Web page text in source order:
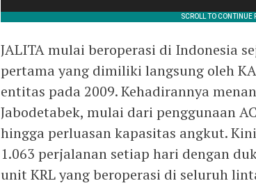
JALITA mulai beroperasi di Indonesia
pertama yang dimiliki langsung oleh
entitas pada 2009. Kehadirannya
Jabodetabek, mulai dari penggunaan
hingga perluasan kapasitas angkut.
1.063 perjalanan setiap hari dengan
unit KRL yang beroperasi di seluruh